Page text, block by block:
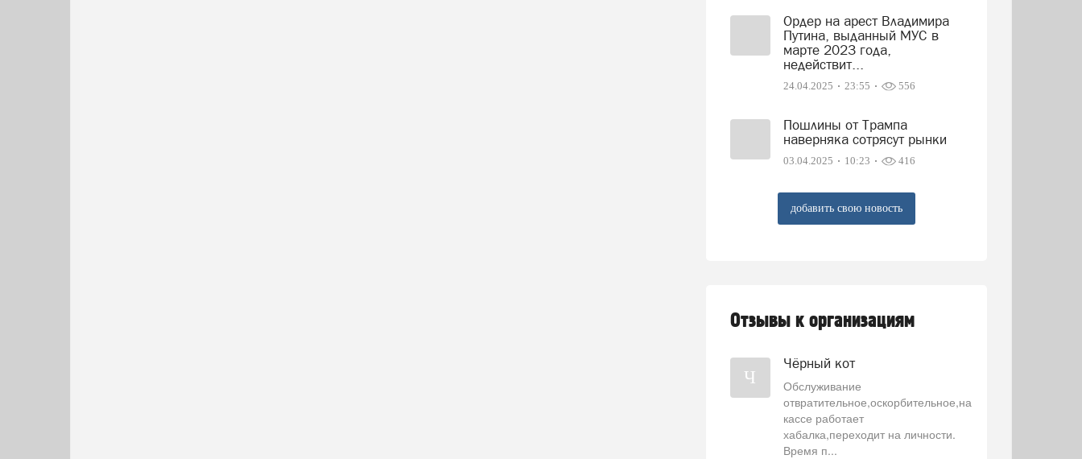
Ордер на арест Владимира
Путина, выданный МУС в
марте 2023 года,
недействит...
24.04.2025 23:55 556
Пошлины от Трампа
наверняка сотрясут рынки
03.04.2025 10:23 416
добавить свою новость
Отзывы к организациям
Ч
Чёрный кот
Обслуживание
отвратительное,оскорбительное,на
кассе работает
хабалка,переходит на личности.
Время п...